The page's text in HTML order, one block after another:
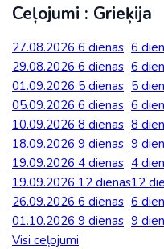
Ceļojumi : Grieķija
27.08.2026 6 dienas 6
29.08.2026 6 dienas 6
01.09.2026 5 dienas 5
05.09.2026 6 dienas 6
10.09.2026 8 dienas 8
18.09.2026 9 dienas 9
19.09.2026 4 dienas 4
19.09.2026 12 dienas12
26.09.2026 6 dienas 6
01.10.2026 9 dienas 9
Visi ceļojumi